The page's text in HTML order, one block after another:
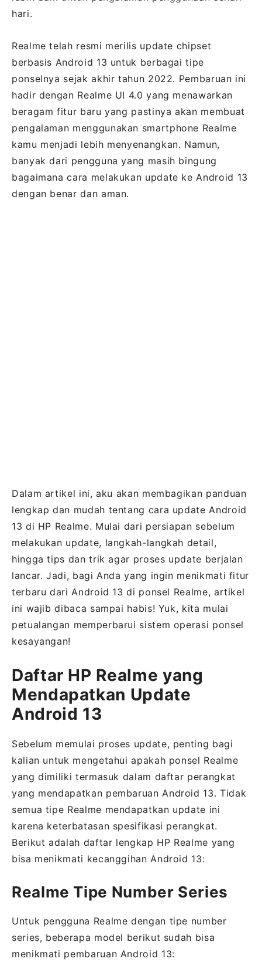
hari.
Realme telah resmi merilis update chipset
berbasis Android 13 untuk berbagai tipe
ponselnya sejak akhir tahun 2022. Pembaruan ini
hadir dengan Realme UI 4.0 yang menawarkan
beragam fitur baru yang pastinya akan membuat
pengalaman menggunakan smartphone Realme
kamu menjadi lebih menyenangkan. Namun,
banyak dari pengguna yang masih bingung
bagaimana cara melakukan update ke Android 13
dengan benar dan aman.
Dalam artikel ini, aku akan membagikan panduan
lengkap dan mudah tentang cara update Android
13 di HP Realme. Mulai dari persiapan sebelum
melakukan update, langkah-langkah detail,
hingga tips dan trik agar proses update berjalan
lancar. Jadi, bagi Anda yang ingin menikmati fitur
terbaru dari Android 13 di ponsel Realme, artikel
ini wajib dibaca sampai habis! Yuk, kita mulai
petualangan memperbarui sistem operasi ponsel
kesayangan!
Daftar HP Realme yang
Mendapatkan Update
Android 13
Sebelum memulai proses update, penting bagi
kalian untuk mengetahui apakah ponsel Realme
yang dimiliki termasuk dalam daftar perangkat
yang mendapatkan pembaruan Android 13. Tidak
semua tipe Realme mendapatkan update ini
karena keterbatasan spesifikasi perangkat.
Berikut adalah daftar lengkap HP Realme yang
bisa menikmati kecanggihan Android 13:
Realme Tipe Number Series
Untuk pengguna Realme dengan tipe number
series, beberapa model berikut sudah bisa
menikmati pembaruan Android 13: